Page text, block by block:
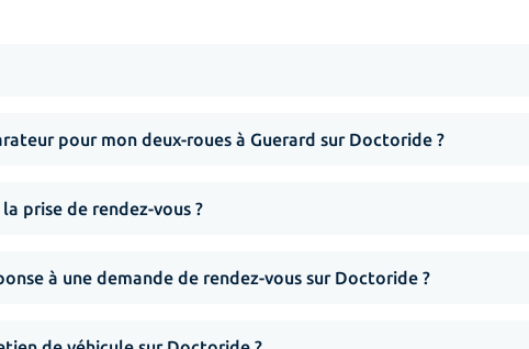
pour mon deux-roues à Guerard sur Doctoride ?
prise de rendez-vous ?
à une demande de rendez-vous sur Doctoride ?